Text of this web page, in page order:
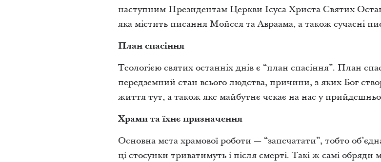
наступним Президентам Церкви Ісуса Христа Святих
яка містить писання Мойсея та Авраама, а також сучасні
План спасіння
Теологією святих останніх днів є “план спасіння”. План
передземний стан всього людства, причини, з яких Бог
життя тут, а також яке майбутнє чекає на нас у
Храми та їхнє призначення
Основна мета храмової роботи — “запечатати”, тобто
ці стосунки триватимуть і після смерті. Такі ж самі